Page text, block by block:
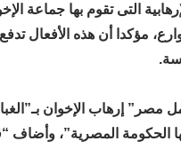
التى تقوم بها جماعة
مؤكدا أن هذه الأفعال
إرهاب الإخوان بـ”الغباء
الحكومة المصرية”، وأضاف